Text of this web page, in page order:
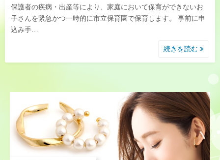
保護者の疾病・出産等により、家庭において保育ができないお
子さんを緊急かつ一時的に市立保育園で保育します。 事前に申
込み手…
続きを読む